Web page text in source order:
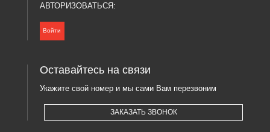
АВТОРИЗОВАТЬСЯ:
Войти
Оставайтесь на связи
Укажите свой номер и мы сами Вам перезвоним
ЗАКАЗАТЬ ЗВОНОК